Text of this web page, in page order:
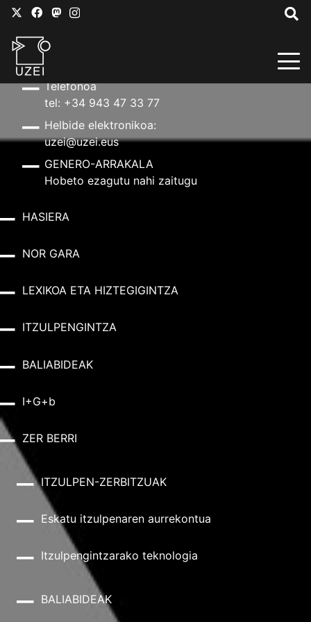
Helbidea
Telefonoa
tel: +34 943 47 33 77
Helbide elektronikoa:
uzei@uzei.eus
GENERO-ARRAKALA
Hobeto ezagutu nahi zaitugu
HASIERA
NOR GARA
LEXIKOA ETA HIZTEGIGINTZA
ITZULPENGINTZA
BALIABIDEAK
I+G+b
ZER BERRI
ITZULPEN-ZERBITZUAK
Eskatu itzulpenaren aurrekontua
Itzulpengintzarako teknologia
BALIABIDEAK